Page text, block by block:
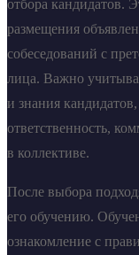
отбора кандидатов.
размещения
собеседований с
лица. Важно
и знания
ответственность,
в коллективе.
После выбора
его обучению.
ознакомление с